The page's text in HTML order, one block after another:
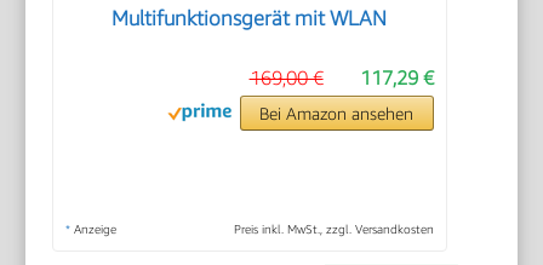
Multifunktionsgerät mit WLAN
117,29 €
169,00 €
Bei Amazon ansehen
* Anzeige Preis inkl. MwSt., zzgl. Versandkosten